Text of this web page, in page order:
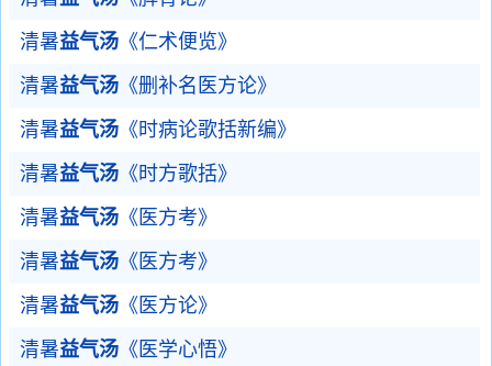
清暑益气汤 《仁术便览》
清暑益气汤 《删补名医方论》
清暑益气汤 《时病论歌括新编》
清暑益气汤 《时方歌括》
清暑益气汤 《医方考》
清暑益气汤 《医方考》
清暑益气汤 《医方论》
清暑益气汤 《医学心悟》